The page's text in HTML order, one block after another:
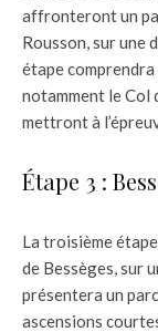
affronteront un
Rousson, sur une
étape
notamment le Col
mettront à
Étape 3 :
La troisième
de Bessèges, sur
présentera un
ascensions